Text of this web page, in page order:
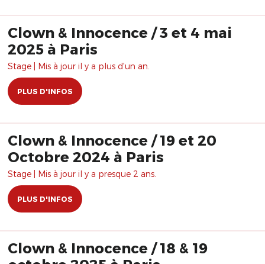
Clown & Innocence / 3 et 4 mai
2025 à Paris
Stage | Mis à jour il y a plus d'un an.
PLUS D'INFOS
Clown & Innocence / 19 et 20
Octobre 2024 à Paris
Stage | Mis à jour il y a presque 2 ans.
PLUS D'INFOS
Clown & Innocence / 18 & 19